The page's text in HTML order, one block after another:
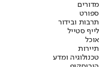
מדורים
ספורט
תרבות ובידור
לייף סטייל
אוכל
תיירות
טכנולוגיה ומדע